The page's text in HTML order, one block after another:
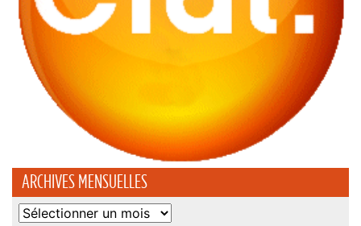
ARCHIVES MENSUELLES
Archives